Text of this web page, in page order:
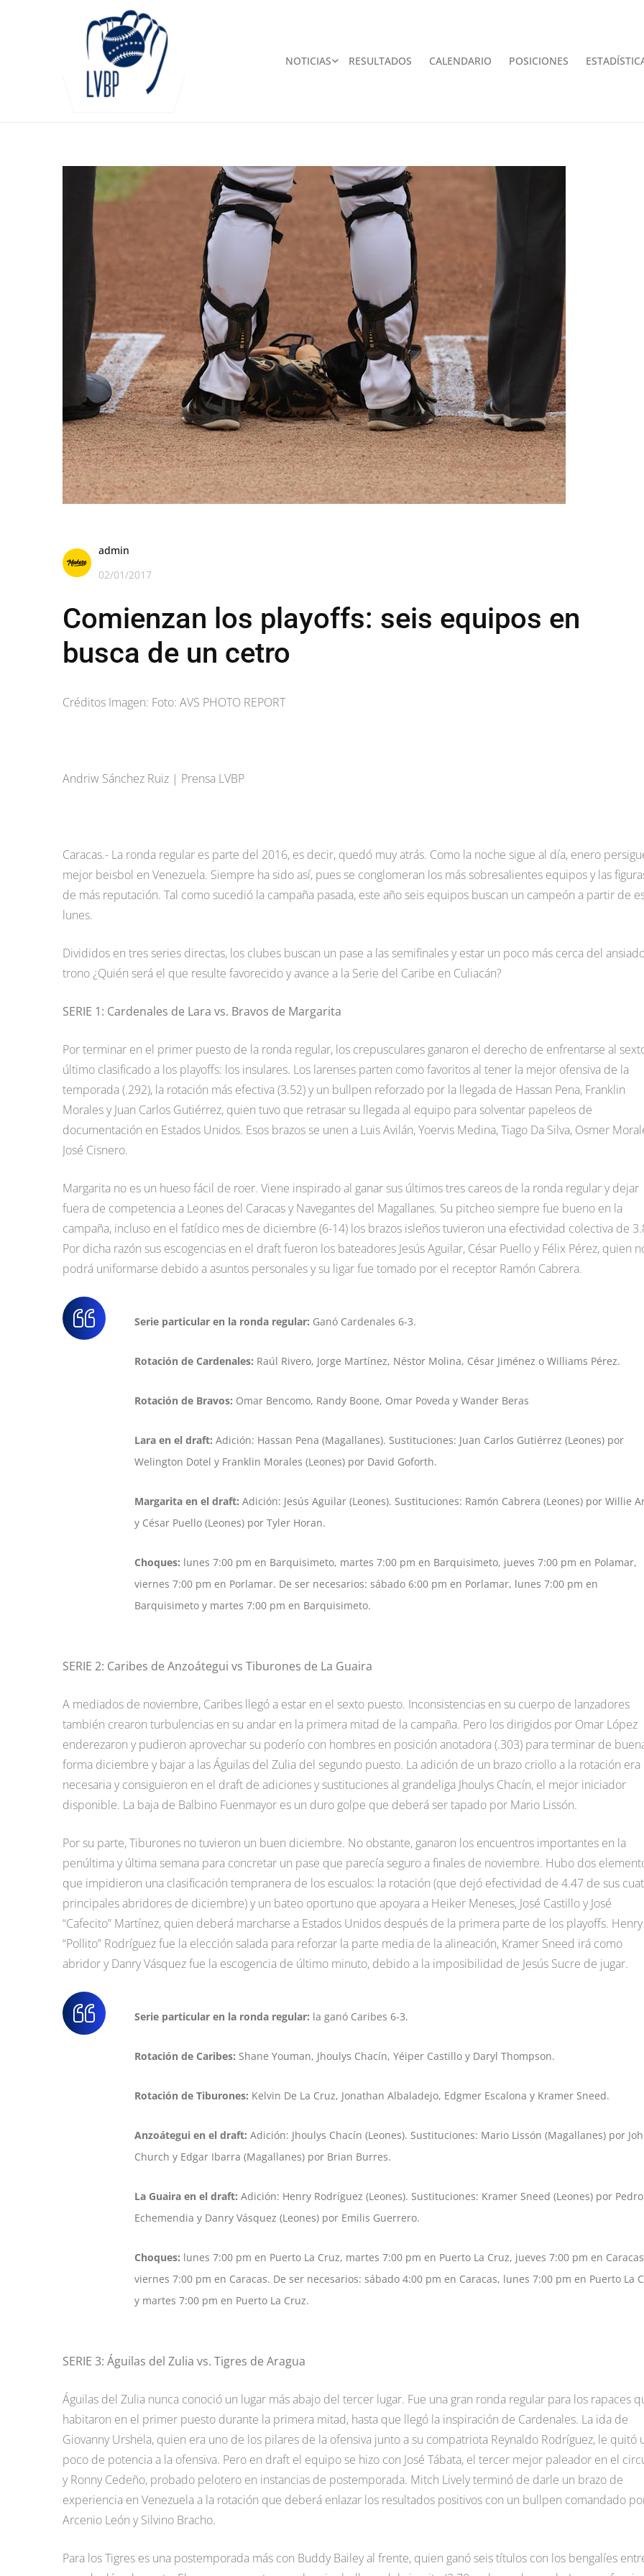
NOTICIAS RESULTADOS CALENDARIO POSICIONES
admin
02/01/2017
Comienzan los playoffs: seis equipos en
busca de un cetro
Créditos Imagen: Foto: AVS PHOTO REPORT
Andriw Sánchez Ruiz | Prensa LVBP
Caracas.- La ronda regular es parte del 2016, es decir, quedó muy atrás. Como la noche sigue al día, enero
mejor beisbol en Venezuela. Siempre ha sido así, pues se conglomeran los más sobresalientes equipos y las
de más reputación. Tal como sucedió la campaña pasada, este año seis equipos buscan un campeón a partir de
lunes.
Divididos en tres series directas, los clubes buscan un pase a las semifinales y estar un poco más cerca del
trono ¿Quién será el que resulte favorecido y avance a la Serie del Caribe en Culiacán?
SERIE 1: Cardenales de Lara vs. Bravos de Margarita
Por terminar en el primer puesto de la ronda regular, los crepusculares ganaron el derecho de enfrentarse al
último clasificado a los playoffs: los insulares. Los larenses parten como favoritos al tener la mejor ofensiva de la
temporada (.292), la rotación más efectiva (3.52) y un bullpen reforzado por la llegada de Hassan Pena, Franklin
Morales y Juan Carlos Gutiérrez, quien tuvo que retrasar su llegada al equipo para solventar papeleos de
documentación en Estados Unidos. Esos brazos se unen a Luis Avilán, Yoervis Medina, Tiago Da Silva, Osmer
José Cisnero.
Margarita no es un hueso fácil de roer. Viene inspirado al ganar sus últimos tres careos de la ronda regular y dejar
fuera de competencia a Leones del Caracas y Navegantes del Magallanes. Su pitcheo siempre fue bueno en la
campaña, incluso en el fatídico mes de diciembre (6-14) los brazos isleños tuvieron una efectividad colectiva de
Por dicha razón sus escogencias en el draft fueron los bateadores Jesús Aguilar, César Puello y Félix Pérez, quien
podrá uniformarse debido a asuntos personales y su ligar fue tomado por el receptor Ramón Cabrera.
Serie particular en la ronda regular: Ganó Cardenales 6-3.
Rotación de Cardenales: Raúl Rivero, Jorge Martínez, Néstor Molina, César Jiménez o Williams Pérez.
Rotación de Bravos: Omar Bencomo, Randy Boone, Omar Poveda y Wander Beras
Lara en el draft: Adición: Hassan Pena (Magallanes). Sustituciones: Juan Carlos Gutiérrez (Leones) por
Welington Dotel y Franklin Morales (Leones) por David Goforth.
Margarita en el draft: Adición: Jesús Aguilar (Leones). Sustituciones: Ramón Cabrera (Leones) por Willie
y César Puello (Leones) por Tyler Horan.
Choques: lunes 7:00 pm en Barquisimeto, martes 7:00 pm en Barquisimeto, jueves 7:00 pm en Polamar,
viernes 7:00 pm en Porlamar. De ser necesarios: sábado 6:00 pm en Porlamar, lunes 7:00 pm en
Barquisimeto y martes 7:00 pm en Barquisimeto.
SERIE 2: Caribes de Anzoátegui vs Tiburones de La Guaira
A mediados de noviembre, Caribes llegó a estar en el sexto puesto. Inconsistencias en su cuerpo de lanzadores
también crearon turbulencias en su andar en la primera mitad de la campaña. Pero los dirigidos por Omar López
enderezaron y pudieron aprovechar su poderío con hombres en posición anotadora (.303) para terminar de
forma diciembre y bajar a las Águilas del Zulia del segundo puesto. La adición de un brazo criollo a la rotación era
necesaria y consiguieron en el draft de adiciones y sustituciones al grandeliga Jhoulys Chacín, el mejor iniciador
disponible. La baja de Balbino Fuenmayor es un duro golpe que deberá ser tapado por Mario Lissón.
Por su parte, Tiburones no tuvieron un buen diciembre. No obstante, ganaron los encuentros importantes en la
penúltima y última semana para concretar un pase que parecía seguro a finales de noviembre. Hubo dos
que impidieron una clasificación tempranera de los escualos: la rotación (que dejó efectividad de 4.47 de sus
principales abridores de diciembre) y un bateo oportuno que apoyara a Heiker Meneses, José Castillo y José
“Cafecito” Martínez, quien deberá marcharse a Estados Unidos después de la primera parte de los playoffs. Henry
“Pollito” Rodríguez fue la elección salada para reforzar la parte media de la alineación, Kramer Sneed irá como
abridor y Danry Vásquez fue la escogencia de último minuto, debido a la imposibilidad de Jesús Sucre de jugar.
Serie particular en la ronda regular: la ganó Caribes 6-3.
Rotación de Caribes: Shane Youman, Jhoulys Chacín, Yéiper Castillo y Daryl Thompson.
Rotación de Tiburones: Kelvin De La Cruz, Jonathan Albaladejo, Edgmer Escalona y Kramer Sneed.
Anzoátegui en el draft: Adición: Jhoulys Chacín (Leones). Sustituciones: Mario Lissón (Magallanes) por
Church y Edgar Ibarra (Magallanes) por Brian Burres.
La Guaira en el draft: Adición: Henry Rodríguez (Leones). Sustituciones: Kramer Sneed (Leones) por Pedro
Echemendia y Danry Vásquez (Leones) por Emilis Guerrero.
Choques: lunes 7:00 pm en Puerto La Cruz, martes 7:00 pm en Puerto La Cruz, jueves 7:00 pm en
viernes 7:00 pm en Caracas. De ser necesarios: sábado 4:00 pm en Caracas, lunes 7:00 pm en Puerto La
y martes 7:00 pm en Puerto La Cruz.
SERIE 3: Águilas del Zulia vs. Tigres de Aragua
Águilas del Zulia nunca conoció un lugar más abajo del tercer lugar. Fue una gran ronda regular para los rapaces
habitaron en el primer puesto durante la primera mitad, hasta que llegó la inspiración de Cardenales. La ida de
Giovanny Urshela, quien era uno de los pilares de la ofensiva junto a su compatriota Reynaldo Rodríguez, le quitó
poco de potencia a la ofensiva. Pero en draft el equipo se hizo con José Tábata, el tercer mejor paleador en el
y Ronny Cedeño, probado pelotero en instancias de postemporada. Mitch Lively terminó de darle un brazo de
experiencia en Venezuela a la rotación que deberá enlazar los resultados positivos con un bullpen comandado
Arcenio León y Silvino Bracho.
Para los Tigres es una postemporada más con Buddy Bailey al frente, quien ganó seis títulos con los bengalíes